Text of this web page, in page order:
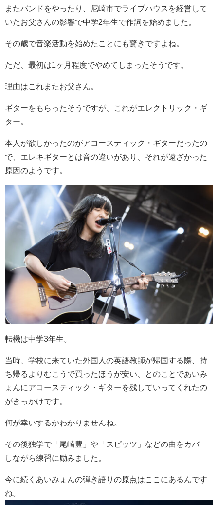
またバンドをやったり、尼崎市でライブハウスを経営して
いたお父さんの影響で中学2年生で作詞を始めました。
その歳で音楽活動を始めたことにも驚きですよね。
ただ、最初は1ヶ月程度でやめてしまったそうです。
理由はこれまたお父さん。
ギターをもらったそうですが、これがエレクトリック・ギ
ター。
本人が欲しかったのがアコースティック・ギターだったの
で、エレキギターとは音の違いがあり、それが遠ざかった
原因のようです。
転機は中学3年生。
当時、学校に来ていた外国人の英語教師が帰国する際、持
ち帰るよりむこうで買ったほうが安い、とのことであいみ
ょんにアコースティック・ギターを残していってくれたの
がきっかけです。
何が幸いするかわかりませんね。
その後独学で「尾崎豊」や「スピッツ」などの曲をカバー
しながら練習に励みました。
今に続くあいみょんの弾き語りの原点はここにあるんです
ね。